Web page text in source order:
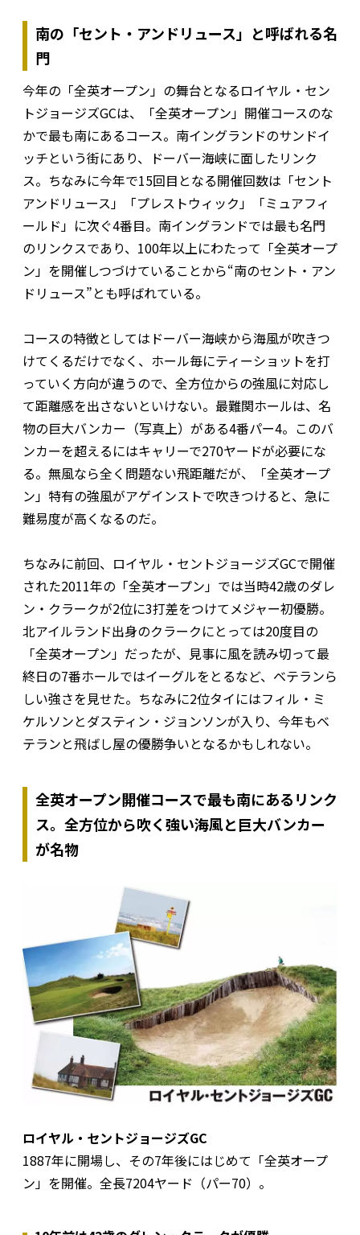
南の「セント・アンドリュース」と呼ばれる名
門
今年の「全英オープン」の舞台となるロイヤル・セン
トジョージズGCは、「全英オープン」開催コースのな
かで最も南にあるコース。南イングランドのサンドイ
ッチという街にあり、ドーバー海峡に面したリンク
ス。ちなみに今年で15回目となる開催回数は「セント
アンドリュース」「プレストウィック」「ミュアフィ
ールド」に次ぐ4番目。南イングランドでは最も名門
のリンクスであり、100年以上にわたって「全英オープ
ン」を開催しつづけていることから“南のセント・アン
ドリュース”とも呼ばれている。
コースの特徴としてはドーバー海峡から海風が吹きつ
けてくるだけでなく、ホール毎にティーショットを打
っていく方向が違うので、全方位からの強風に対応し
て距離感を出さないといけない。最難関ホールは、名
物の巨大バンカー（写真上）がある4番パー4。このバ
ンカーを超えるにはキャリーで270ヤードが必要にな
る。無風なら全く問題ない飛距離だが、「全英オープ
ン」特有の強風がアゲインストで吹きつけると、急に
難易度が高くなるのだ。
ちなみに前回、ロイヤル・セントジョージズGCで開催
された2011年の「全英オープン」では当時42歳のダレ
ン・クラークが2位に3打差をつけてメジャー初優勝。
北アイルランド出身のクラークにとっては20度目の
「全英オープン」だったが、見事に風を読み切って最
終日の7番ホールではイーグルをとるなど、ベテランら
しい強さを見せた。ちなみに2位タイにはフィル・ミ
ケルソンとダスティン・ジョンソンが入り、今年もベ
テランと飛ばし屋の優勝争いとなるかもしれない。
全英オープン開催コースで最も南にあるリンク
ス。全方位から吹く強い海風と巨大バンカー
が名物
ロイヤル・セントジョージズGC
1887年に開場し、その7年後にはじめて「全英オープ
ン」を開催。全長7204ヤード（パー70）。